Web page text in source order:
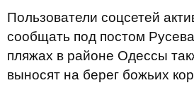
Пользователи соцсетей
сообщать под постом
пляжах в районе Одессы
выносят на берег божьих